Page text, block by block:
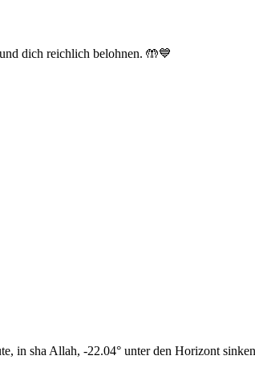
dich reichlich belohnen. 🤲💙
in sha Allah, -22.04° unter den Horizont